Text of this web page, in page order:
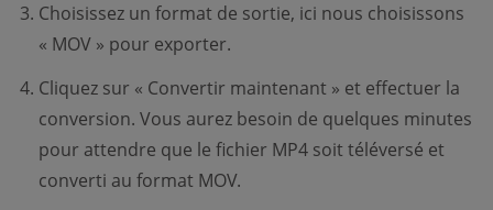
Choisissez un format de sortie, ici nous choisissons
« MOV » pour exporter.
Cliquez sur « Convertir maintenant » et effectuer la
conversion. Vous aurez besoin de quelques minutes
pour attendre que le fichier MP4 soit téléversé et
converti au format MOV.